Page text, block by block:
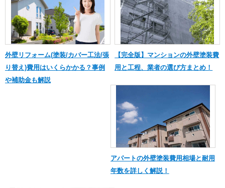
外壁リフォーム(塗装/カバー工法/張
り替え)費用はいくらかかる？事例
や補助金も解説
【完全版】マンションの外壁塗装費
用と工程、業者の選び方まとめ！
アパートの外壁塗装費用相場と耐用
年数を詳しく解説！